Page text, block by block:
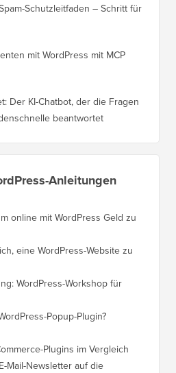
Schutzleitfaden – Schritt für
mit WordPress mit MCP
Der KI-Chatbot, der die Fragen
beantwortet
Anleitungen
online mit WordPress Geld zu
eine WordPress-Website zu
WordPress-Workshop für
Popup-Plugin?
Plugins im Vergleich
Mail-Newsletter auf die